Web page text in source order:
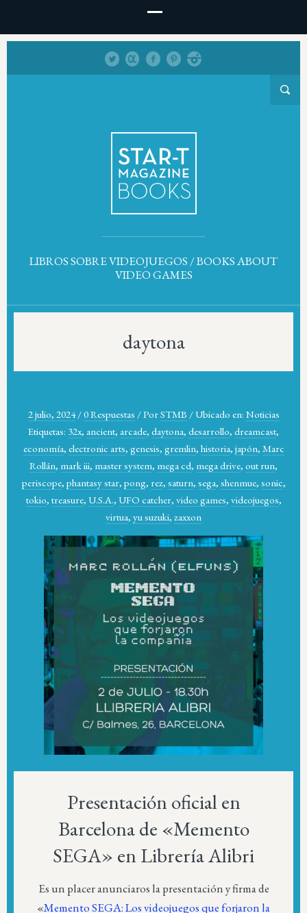
LIBROS SOBRE VIDEOJUEGOS / BOOKS ABOUT
VIDEO GAMES
daytona
2 julio, 2024 /0 Respuestas /PorSTMB / Ubicado en: Noticias
Etiquetas: 32x, ancient, arcade, daytona, desarrollo, dreamcast,
economía, electronic arts, genesis, gremlin, historia, japón, Marc
Rollán, mark iii, master system, mega cd, mega drive, out run,
periscope, phantasy star, pong, rez, saturn, sega, shenmue, sonic,
tokio, treasure, U.S.A., UFO catcher, video games, videojuegos,
virtua, yu suzuki, zaxxon
Presentación oficial en
Barcelona de «Memento
SEGA» en Librería Alibri
Es un placer anunciaros la presentación y firma de
«Memento SEGA: Los videojuegos que forjaron la